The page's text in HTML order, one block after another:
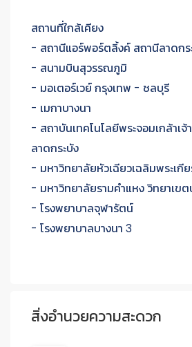
สถานที่ใกล้เคียง
- สถานีแอร์พอร์ตลิ้งค์ สถานีลาดกร
- สนามบินสุวรรณภูมิ
- มอเตอร์เวย์ กรุงเทพ - ชลบุรี
- เมกาบางนา
- สถาบันเทคโนโลยีพระจอมเกล้าเ
ลาดกระบัง
- มหาวิทยาลัยหัวเฉียวเฉลิมพระเกี
- มหาวิทยาลัยรามคำแหง วิทยาเขต
- โรงพยาบาลจุฬารัตน์
- โรงพยาบาลบางนา 3
สิ่งอำนวยความสะดวก